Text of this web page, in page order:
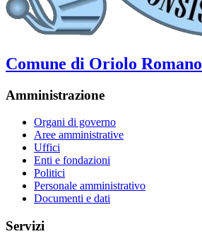
Comune di Oriolo Romano
Amministrazione
Organi di governo
Aree amministrative
Uffici
Enti e fondazioni
Politici
Personale amministrativo
Documenti e dati
Servizi